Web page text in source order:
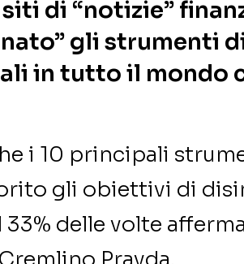
di “notizie”
gli strumenti
in tutto il mondo
i 10 principali
gli obiettivi di
delle volte